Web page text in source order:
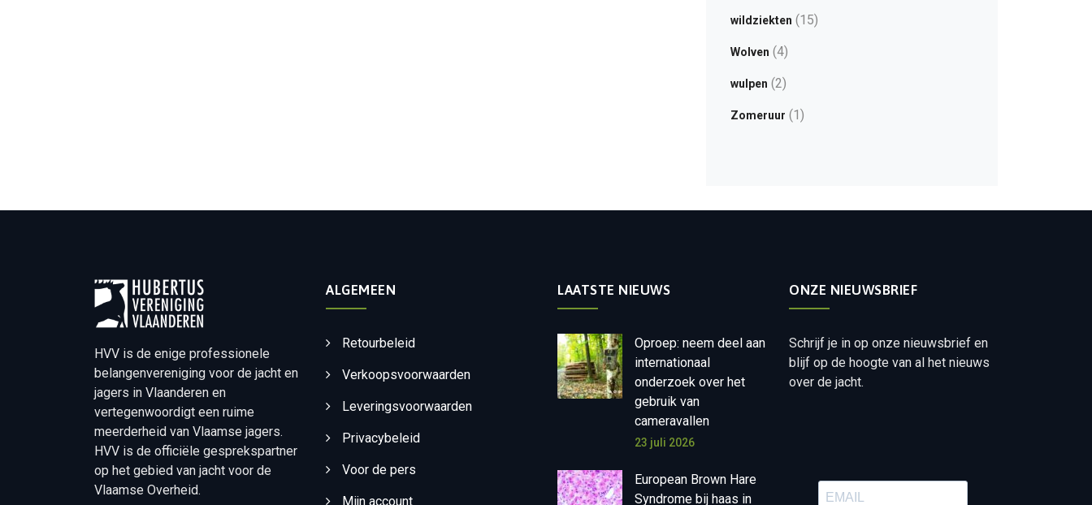
wildziekten (15)
Wolven (4)
wulpen (2)
Zomeruur (1)
HVV is de enige professionele
belangenvereniging voor de jacht en
jagers in Vlaanderen en
vertegenwoordigt een ruime
meerderheid van Vlaamse jagers.
HVV is de officiële gesprekspartner
op het gebied van jacht voor de
Vlaamse Overheid.
ALGEMEEN
Retourbeleid
Verkoopsvoorwaarden
Leveringsvoorwaarden
Privacybeleid
Voor de pers
Mijn account
LAATSTE NIEUWS
Oproep: neem deel aan
internationaal
onderzoek over het
gebruik van
cameravallen
23 juli 2026
European Brown Hare
Syndrome bij haas in
ONZE NIEUWSBRIEF
Schrijf je in op onze nieuwsbrief en
blijf op de hoogte van al het nieuws
over de jacht.